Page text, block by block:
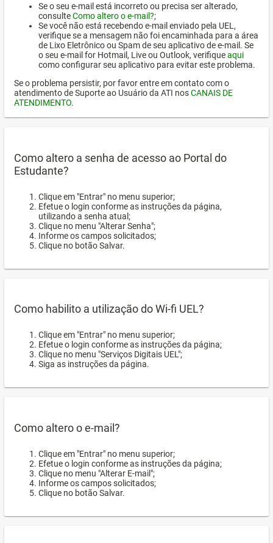
Se o seu e-mail está incorreto ou precisa ser alterado,
consulteComo altero o e-mail?;
Se você não está recebendo e-mail enviado pela UEL,
verifique se a mensagem não foi encaminhada para a área
de Lixo Eletrônico ou Spam de seu aplicativo de e-mail. Se
o seu e-mail for Hotmail, Live ou Outlook, verifiqueaqui
como configurar seu aplicativo para evitar este problema.
Se o problema persistir, por favor entre em contato com o
atendimento de Suporte ao Usuário da ATI nosCANAIS DE
ATENDIMENTO.
Como altero a senha de acesso ao Portal do
Estudante?
Clique em "Entrar" no menu superior;
Efetue o login conforme as instruções da página,
utilizando a senha atual;
Clique no menu "Alterar Senha";
Informe os campos solicitados;
Clique no botão Salvar.
Como habilito a utilização do Wi-fi UEL?
Clique em "Entrar" no menu superior;
Efetue o login conforme as instruções da página;
Clique no menu "Serviços Digitais UEL";
Siga as instruções da página.
Como altero o e-mail?
Clique em "Entrar" no menu superior;
Efetue o login conforme as instruções da página;
Clique no menu "Alterar E-mail";
Informe os campos solicitados;
Clique no botão Salvar.